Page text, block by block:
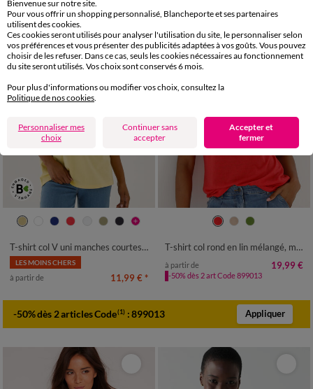
34/36 38/40 42/44
46/48
T-shirt col V uni manches courtes, coton
LES MOINS CHERS
à partir de 11,99 € *
38/40 42/44
T-shirt col rond en lin mélangé, manches courtes
à partir de 19,99 €
-50% dès 2 art Code 899013
-50% dès 2 articles Code(1) :899013 Appliquer
Bienvenue sur notre site.
Pour vous offrir un shopping personnalisé, Blancheporte et ses partenaires
utilisent des cookies.
Ces cookies seront utilisés pour analyser l'utilisation du site, le personnaliser selon
vos préférences et vous présenter des publicités adaptées à vos goûts. Vous pouvez
choisir de les refuser. Dans ce cas, seuls les cookies nécessaires au fonctionnement
du site seront utilisés. Vos choix sont conservés 6 mois.
Pour plus d'informations ou modifier vos choix, consultez la
Politique de nos cookies
Personnaliser mes
choix
Continuer sans
accepter
Accepter et
fermer